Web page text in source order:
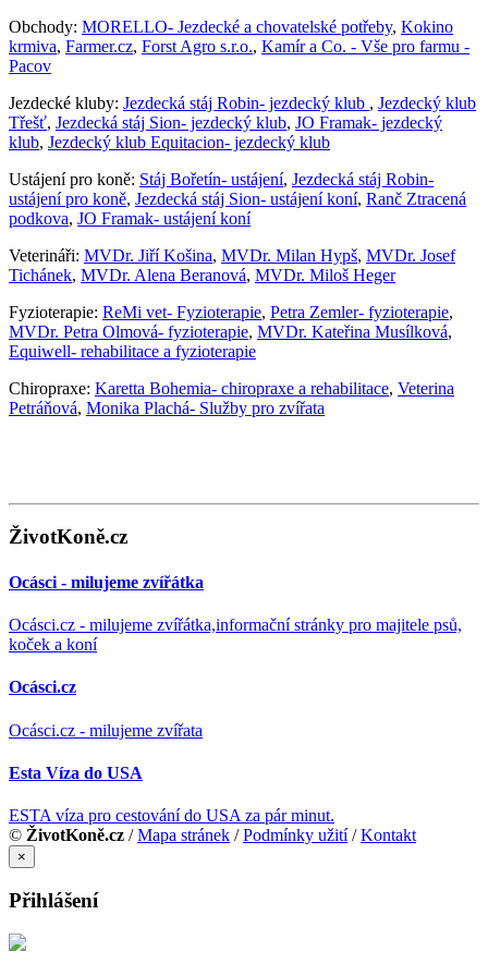
Obchody: MORELLO- Jezdecké a chovatelské potřeby, Kokino
krmiva, Farmer.cz, Forst Agro s.r.o., Kamír a Co. - Vše pro farmu -
Pacov
Jezdecké kluby: Jezdecká stáj Robin- jezdecký klub , Jezdecký klub
Třešť, Jezdecká stáj Sion- jezdecký klub, JO Framak- jezdecký
klub, Jezdecký klub Equitacion- jezdecký klub
Ustájení pro koně: Stáj Bořetín- ustájení, Jezdecká stáj Robin-
ustájení pro koně, Jezdecká stáj Sion- ustájení koní, Ranč Ztracená
podkova, JO Framak- ustájení koní
Veterináři: MVDr. Jiří Košina, MVDr. Milan Hypš, MVDr. Josef
Tichánek, MVDr. Alena Beranová, MVDr. Miloš Heger
Fyzioterapie: ReMi vet- Fyzioterapie, Petra Zemler- fyzioterapie,
MVDr. Petra Olmová- fyzioterapie, MVDr. Kateřina Musílková,
Equiwell- rehabilitace a fyzioterapie
Chiropraxe: Karetta Bohemia- chiropraxe a rehabilitace, Veterina
Petráňová, Monika Plachá- Služby pro zvířata
ŽivotKoně.cz
Ocásci - milujeme zvířátka
Ocásci.cz - milujeme zvířátka,informační stránky pro majitele psů,
koček a koní
Ocásci.cz
Ocásci.cz - milujeme zvířata
Esta Víza do USA
ESTA víza pro cestování do USA za pár minut.
© ŽivotKoně.cz /Mapa stránek /Podmínky užití/Kontakt
×
Přihlášení